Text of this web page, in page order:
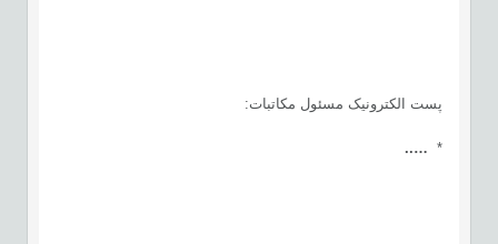
پست الکترونیک مسئول مکاتبات:
*
…..